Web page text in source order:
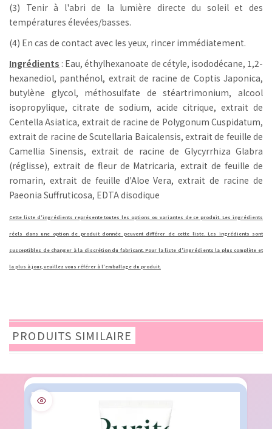
(3) Tenir à l'abri de la lumière directe du soleil et des
températures élevées/basses.
(4) En cas de contact avec les yeux, rincer immédiatement.
Ingrédients : Eau, éthylhexanoate de cétyle, isododécane, 1,2-
hexanediol, panthénol, extrait de racine de Coptis Japonica,
butylène glycol, méthosulfate de stéartrimonium, alcool
isopropylique, citrate de sodium, acide citrique, extrait de
Centella Asiatica, extrait de racine de Polygonum Cuspidatum,
extrait de racine de Scutellaria Baicalensis, extrait de feuille de
Camellia Sinensis, extrait de racine de Glycyrrhiza Glabra
(réglisse), extrait de fleur de Matricaria, extrait de feuille de
romarin, extrait de feuille d'Aloe Vera, extrait de racine de
Paeonia Suffruticosa, EDTA disodique
Cette liste d'ingrédients représente toutes les options ou variantes de ce produit. Les ingrédients
réels dans une option de produit donnée peuvent différer de cette liste. Les ingrédients sont
susceptibles de changer à la discrétion du fabricant. Pour la liste d'ingrédients la plus complète et
la plus à jour, veuillez vous référer à l'emballage du produit.
PRODUITS SIMILAIRE